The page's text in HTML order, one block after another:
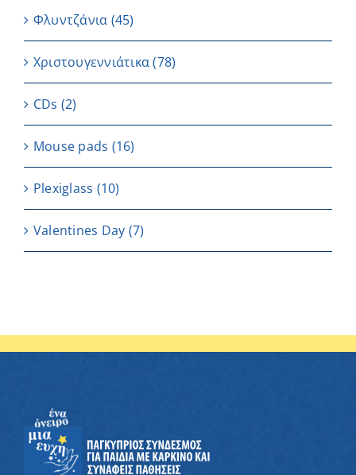
Φλυντζάνια (45)
Χριστουγεννιάτικα(78)
CDs (2)
Μouse pads (16)
Plexiglass (10)
Valentines Day (7)